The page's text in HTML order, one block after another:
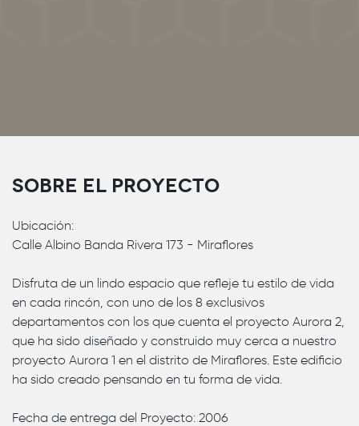
Sobre el proyecto
Ubicación:
Calle Albino Banda Rivera 173 - Miraflores
Disfruta de un lindo espacio que refleje tu estilo de vida
en cada rincón, con uno de los 8 exclusivos
departamentos con los que cuenta el proyecto Aurora 2,
que ha sido diseñado y construido muy cerca a nuestro
proyecto Aurora 1 en el distrito de Miraflores. Este edificio
ha sido creado pensando en tu forma de vida.
Fecha de entrega del Proyecto: 2006